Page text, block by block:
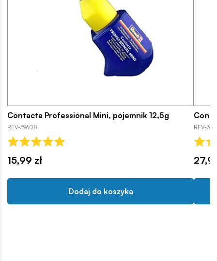
Contacta Professional Mini, pojemnik 12,5g
REV-39608
15,99 zł
Dodaj do koszyka
REV-